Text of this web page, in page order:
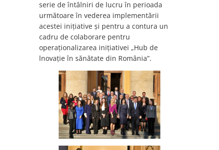
serie de întâlniri de lucru în perioada
următoare în vederea implementării
acestei inițiative și pentru a contura un
cadru de colaborare pentru
operaţionalizarea iniţiativei „Hub de
lnovație în sănătate din România”.